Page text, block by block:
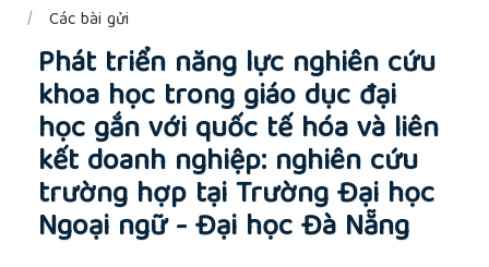
Các bài gửi
Phát triển năng lực nghiên cứu
khoa học trong giáo dục đại
học gắn với quốc tế hóa và liên
kết doanh nghiệp: nghiên cứu
trường hợp tại Trường Đại học
Ngoại ngữ - Đại học Đà Nẵng